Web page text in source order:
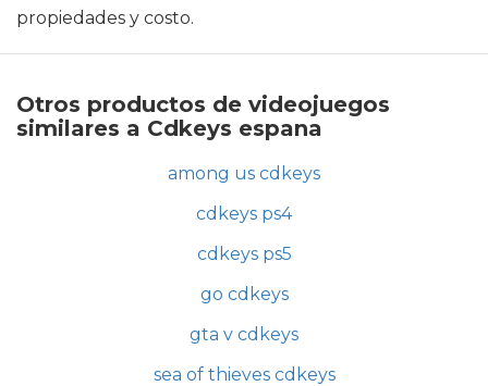
propiedades y costo.
Otros productos de videojuegos
similares a Cdkeys espana
among us cdkeys
cdkeys ps4
cdkeys ps5
go cdkeys
gta v cdkeys
sea of thieves cdkeys